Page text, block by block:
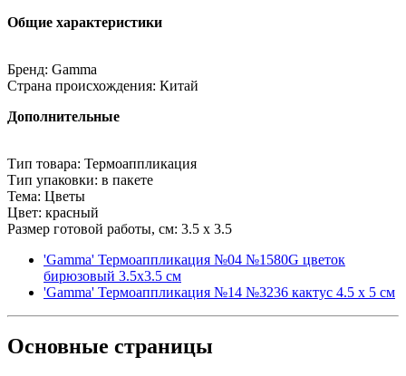
Общие характеристики
Бренд: Gamma
Страна происхождения: Китай
Дополнительные
Тип товара: Термоаппликация
Тип упаковки: в пакете
Тема: Цветы
Цвет: красный
Размер готовой работы, см: 3.5 x 3.5
'Gamma' Термоаппликация №04 №1580G цветок
бирюзовый 3.5х3.5 см
'Gamma' Термоаппликация №14 №3236 кактус 4.5 х 5 см
Основные страницы